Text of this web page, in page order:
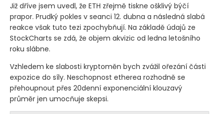
Již dříve jsem uvedl, že ETH zřejmě tiskne ošklivý býčí
prapor. Prudký pokles v seanci 12. dubna a následná slabá
reakce však tuto tezi zpochybňují. Na základě údajů ze
StockCharts se zdá, že objem akvizic od ledna letošního
roku slábne.
Vzhledem ke slabosti kryptoměn bych zvážil ořezání části
expozice do síly. Neschopnost etherea rozhodně se
přehoupnout přes 20denní exponenciální klouzavý
průměr jen umocňuje skepsi.